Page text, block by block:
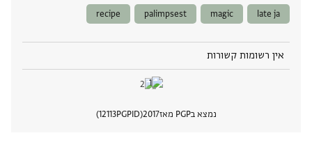
late ja
magic
palimpsest
recipe
אין רשומות קשורות
נמצא בPGP מאז 2017
PGPID
12113